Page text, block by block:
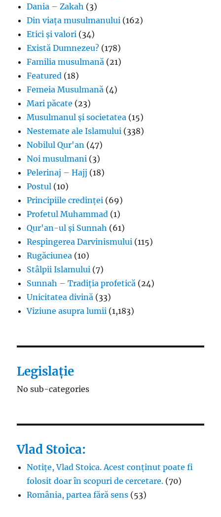
Dania – Zakah (3)
Din viața musulmanului (162)
Etici și valori (34)
Există Dumnezeu? (178)
Familia musulmană (21)
Featured (18)
Femeia Musulmană (4)
Mari păcate (23)
Musulmanul și societatea (15)
Nestemate ale Islamului (338)
Nobilul Qur'an (47)
Noi musulmani (3)
Pelerinaj – Hajj (18)
Postul (10)
Principiile credinței (69)
Profetul Muhammad (1)
Qur'an-ul și Sunnah (61)
Respingerea Darvinismului (115)
Rugăciunea (10)
Stâlpii Islamului (7)
Sunnah – Tradiția profetică (24)
Unicitatea divină (33)
Viziune asupra lumii (1,183)
Legislație
No sub-categories
Vlad Stoica:
Notițe, Vlad Stoica. Acest conținut poate fi
folosit doar în scopuri de cercetare. (70)
România, partea fără sens (53)